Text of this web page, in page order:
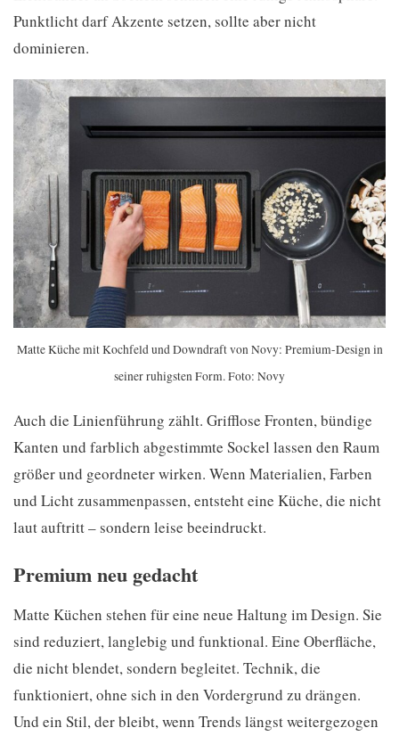
Punktlicht darf Akzente setzen, sollte aber nicht
dominieren.
Matte Küche mit Kochfeld und Downdraft von Novy: Premium-Design in
seiner ruhigsten Form. Foto: Novy
Auch die Linienführung zählt. Grifflose Fronten, bündige
Kanten und farblich abgestimmte Sockel lassen den Raum
größer und geordneter wirken. Wenn Materialien, Farben
und Licht zusammenpassen, entsteht eine Küche, die nicht
laut auftritt – sondern leise beeindruckt.
Premium neu gedacht
Matte Küchen stehen für eine neue Haltung im Design. Sie
sind reduziert, langlebig und funktional. Eine Oberfläche,
die nicht blendet, sondern begleitet. Technik, die
funktioniert, ohne sich in den Vordergrund zu drängen.
Und ein Stil, der bleibt, wenn Trends längst weitergezogen